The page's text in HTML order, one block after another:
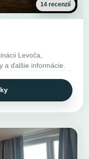
14 recenzií
Levoča,
a ďalšie informácie.